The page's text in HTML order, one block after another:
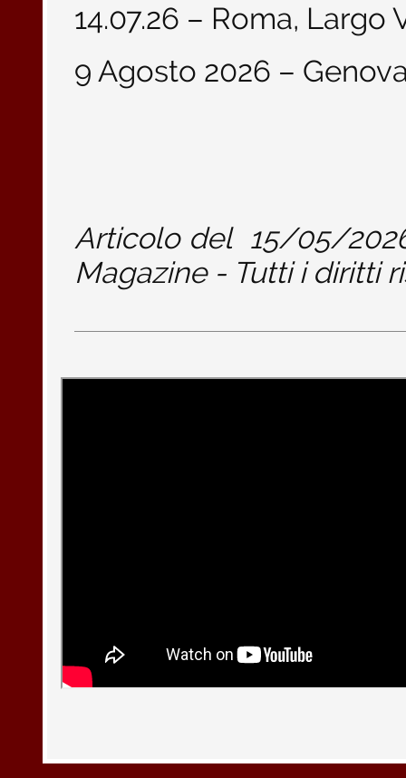
14.07.26 – Roma, Largo
9 Agosto 2026 –
Articolo del 15/05/
Magazine - Tutti i diritti